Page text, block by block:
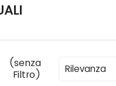
(senza
Filtro)
Rilevanza